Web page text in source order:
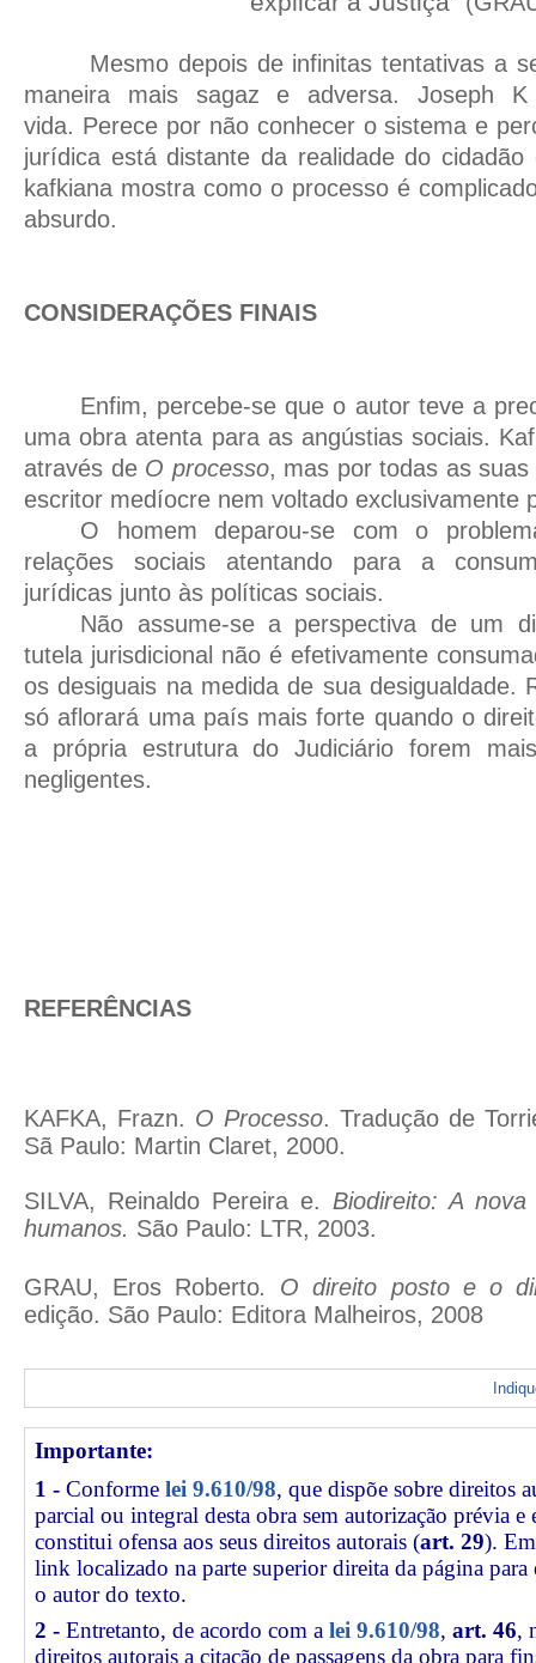
Mesmo depois de infinitas tentativas a
maneira mais sagaz e adversa. Joseph
vida. Perece por não conhecer o sistema e
jurídica está distante da realidade do
kafkiana mostra como o processo é
absurdo.
CONSIDERAÇÕES FINAIS
Enfim, percebe-se que o autor teve a
uma obra atenta para as angústias sociais.
através de O processo, mas por todas as
escritor medíocre nem voltado exclusivamente
O homem deparou-se com o
relações sociais atentando para a
jurídicas junto às políticas sociais.
Não assume-se a perspectiva de um
tutela jurisdicional não é efetivamente
os desiguais na medida de sua desigualdade.
só aflorará uma país mais forte quando o
a própria estrutura do Judiciário forem
negligentes.
REFERÊNCIAS
KAFKA, Frazn. O Processo. Tradução de
Sã Paulo: Martin Claret, 2000.
SILVA, Reinaldo Pereira e. Biodireito: A nova
humanos. São Paulo: LTR, 2003.
GRAU, Eros Roberto. O direito posto e o
edição. São Paulo: Editora Malheiros, 2008
Importante:
1 - Conforme lei 9.610/98, que dispõe sobre direitos
parcial ou integral desta obra sem autorização prévia e
constitui ofensa aos seus direitos autorais (art. 29).
link localizado na parte superior direita da página
o autor do texto.
2 - Entretanto, de acordo com a lei 9.610/98, art. 46,
direitos autorais a citação de passagens da obra para